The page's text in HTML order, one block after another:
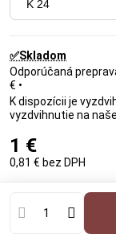
✅Skladom
€ •
vyzdvihnutie na
1 €
0,81 € bez DPH